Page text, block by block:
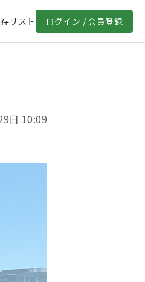
リスト ログイン / 会員登録
日 10:09